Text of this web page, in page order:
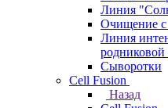
Линия
Очищение с
Линия
родниковой
Сыворотки
Cell Fusion
Назад